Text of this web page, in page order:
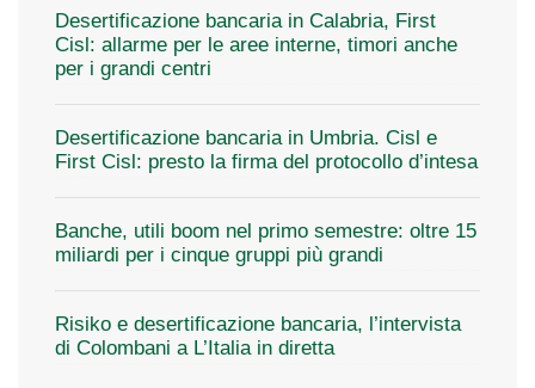
Desertificazione bancaria in Calabria, First
Cisl: allarme per le aree interne, timori anche
per i grandi centri
Desertificazione bancaria in Umbria. Cisl e
First Cisl: presto la firma del protocollo d’intesa
Banche, utili boom nel primo semestre: oltre 15
miliardi per i cinque gruppi più grandi
Risiko e desertificazione bancaria, l’intervista
di Colombani a L’Italia in diretta